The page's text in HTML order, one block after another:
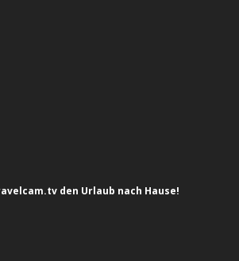
den Urlaub nach Hause!